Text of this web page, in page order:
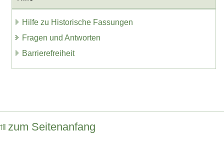
Hilfe zu Historische Fassungen
Fragen und Antworten
Barrierefreiheit
zum Seitenanfang